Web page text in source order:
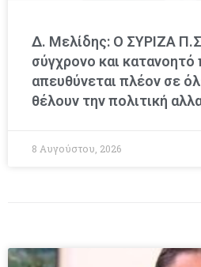
Δ. Μελίδης: Ο ΣΥΡΙΖΑ
σύγχρονο και
απευθύνεται πλέον σε
θέλουν την πολιτική
8 Αυγούστου, 2026